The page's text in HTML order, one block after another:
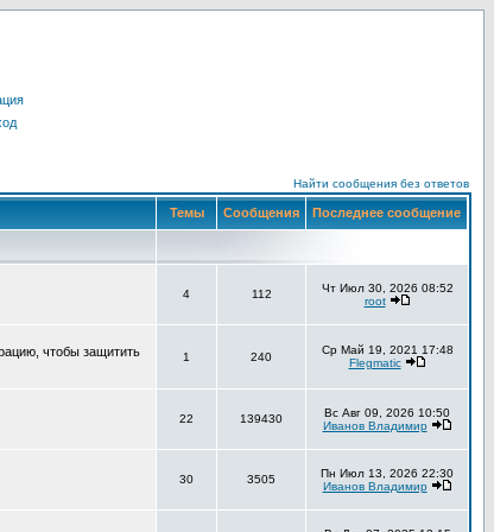
Найти сообщения без ответов
Темы Сообщения Последнее сообщение
4 112
Чт Июл 30, 2026 08:52
root
чтобы защитить
1 240
Ср Май 19, 2021 17:48
Flegmatic
22 139430
Вс Авг 09, 2026 10:50
Иванов Владимир
30 3505
Пн Июл 13, 2026 22:30
Иванов Владимир